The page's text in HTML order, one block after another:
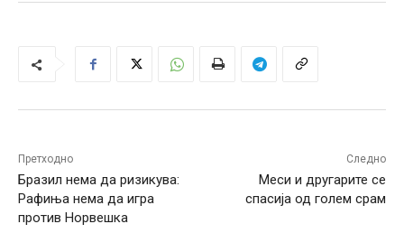
Претходно
Бразил нема да ризикува:
Рафиња нема да игра
против Норвешка
Следно
Меси и другарите се
спасија од голем срам